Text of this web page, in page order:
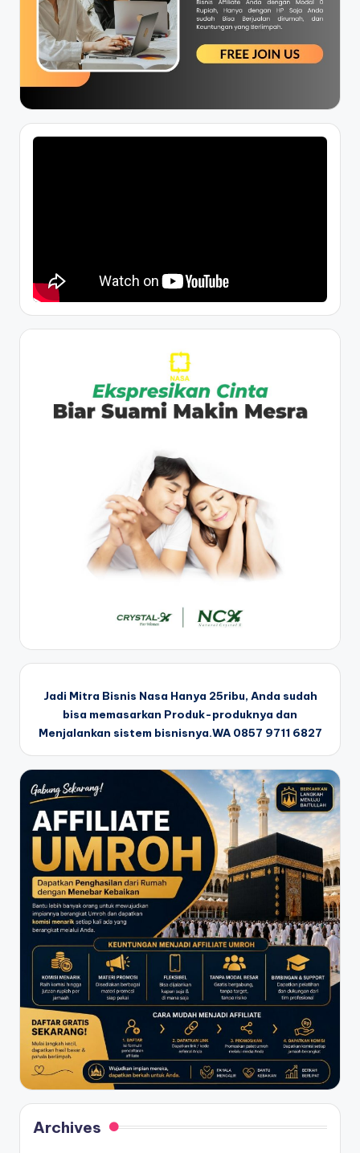
Jadi Mitra Bisnis Nasa Hanya 25ribu, Anda sudah
bisa memasarkan Produk-produknya dan
Menjalankan sistem bisnisnya.WA 0857 9711 6827
Archives